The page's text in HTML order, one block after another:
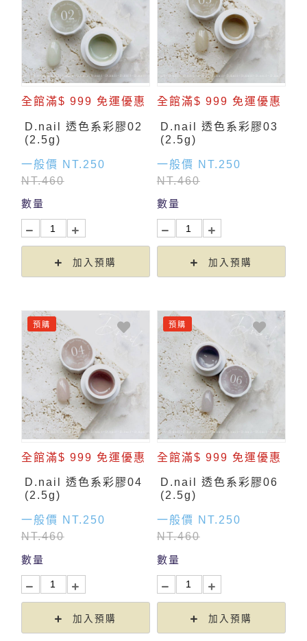
全館滿$ 999 免運優惠
D.nail 透色系彩膠02
(2.5g)
一般價 NT.250
NT.460
數量
加入預購
全館滿$ 999 免運優惠
D.nail 透色系彩膠03
(2.5g)
一般價 NT.250
NT.460
數量
加入預購
預購
全館滿$ 999 免運優惠
D.nail 透色系彩膠04
(2.5g)
一般價 NT.250
NT.460
數量
加入預購
預購
全館滿$ 999 免運優惠
D.nail 透色系彩膠06
(2.5g)
一般價 NT.250
NT.460
數量
加入預購